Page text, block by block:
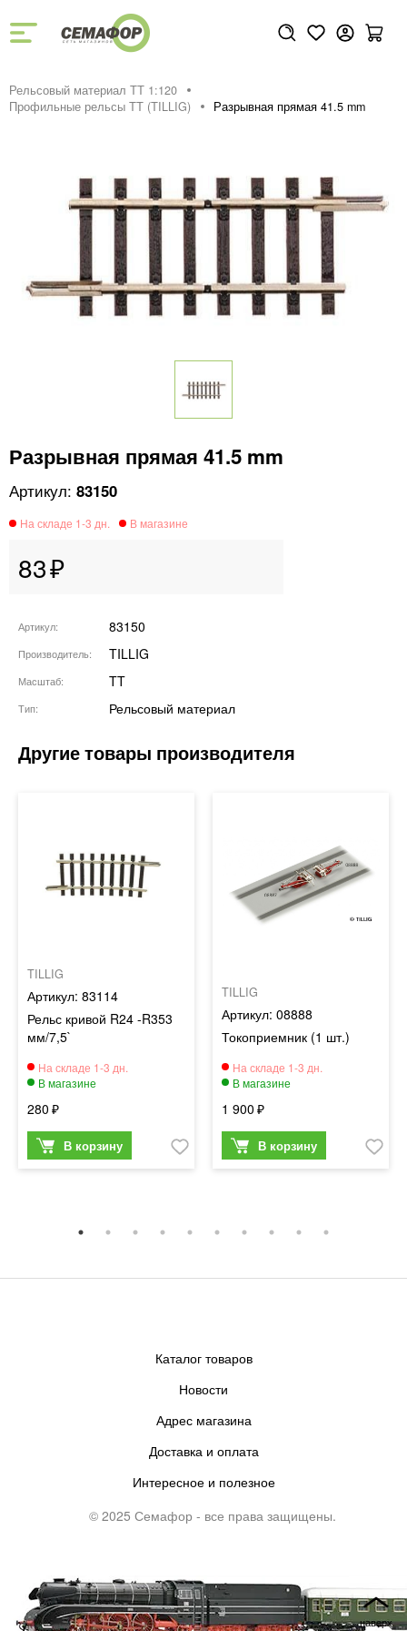
Рельсовый материал ТТ 1:120
Профильные рельсы ТТ (ТILLIG)
Разрывная прямая 41.5 mm
Разрывная прямая 41.5 mm
83150
83
Артикул 83150
Производитель TILLIG
Масштаб TT
Тип Рельсовый материал
TILLIG
83114
Рельс кривой R24 -R353
мм/7,5`
280
TILLIG
08888
Токоприемник (1 шт.)
1 900
Каталог товаров
Новости
Адрес магазина
Доставка и оплата
Интересное и полезное
© 2025 Семафор - все права защищены.